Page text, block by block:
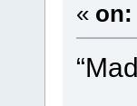
« on: